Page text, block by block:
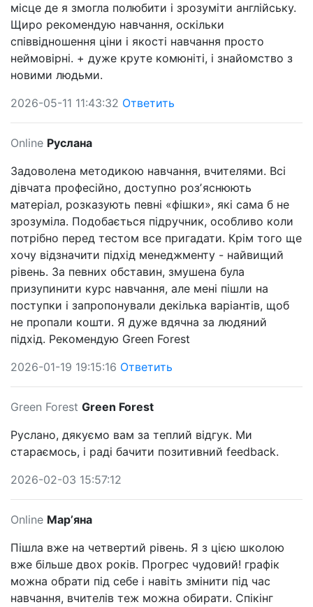
місце де я змогла полюбити і зрозуміти англійську.
Щиро рекомендую навчання, оскільки
співвідношення ціни і якості навчання просто
неймовірні. + дуже круте комюніті, і знайомство з
новими людьми.
2026-05-11 11:43:32 Ответить
Online Руслана
Задоволена методикою навчання, вчителями. Всі
дівчата професійно, доступно розʼяснюють
матеріал, розказують певні «фішки», які сама б не
зрозуміла. Подобається підручник, особливо коли
потрібно перед тестом все пригадати. Крім того ще
хочу відзначити підхід менеджменту - найвищий
рівень. За певних обставин, змушена була
призупинити курс навчання, але мені пішли на
поступки і запропонували декілька варіантів, щоб
не пропали кошти. Я дуже вдячна за людяний
підхід. Рекомендую Green Forest
2026-01-19 19:15:16 Ответить
Green Forest Green Forest
Руслано, дякуємо вам за теплий відгук. Ми
стараємось, і раді бачити позитивний feedback.
2026-02-03 15:57:12
Online Марʼяна
Пішла вже на четвертий рівень. Я з цією школою
вже більше двох років. Прогрес чудовий! графік
можна обрати під себе і навіть змінити під час
навчання, вчителів теж можна обирати. Спікінг